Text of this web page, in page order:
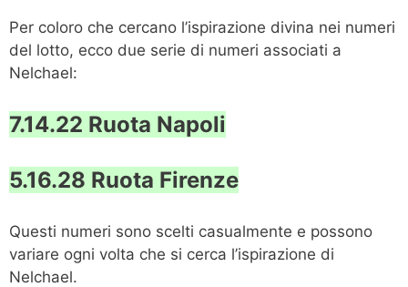
Per coloro che cercano l’ispirazione divina nei numeri
del lotto, ecco due serie di numeri associati a
Nelchael:
7.14.22 Ruota Napoli
5.16.28 Ruota Firenze
Questi numeri sono scelti casualmente e possono
variare ogni volta che si cerca l’ispirazione di
Nelchael.